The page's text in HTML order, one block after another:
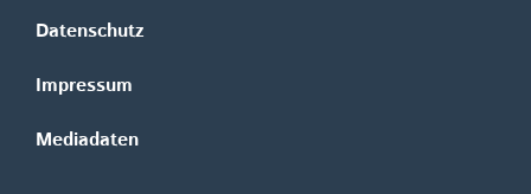
Datenschutz
Impressum
Mediadaten